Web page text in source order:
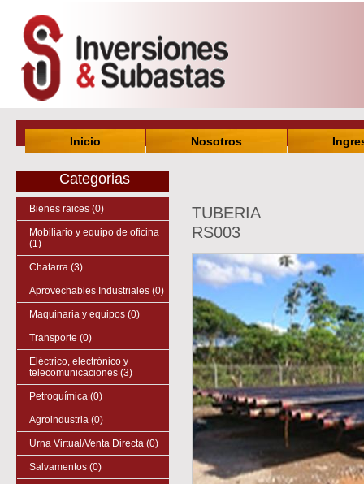
Inicio Nosotros
Categorias
Bienes raices (0)
Mobiliario y equipo de oficina
(1)
Chatarra (3)
Aprovechables Industriales (0)
Maquinaria y equipos (0)
Transporte (0)
Eléctrico, electrónico y
telecomunicaciones (3)
Petroquímica (0)
Agroindustria (0)
Urna Virtual/Venta Directa (0)
Salvamentos (0)
TUBERIA
RS003